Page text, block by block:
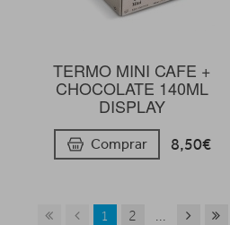
TERMO MINI CAFE +
CHOCOLATE 140ML
DISPLAY
Comprar 8,50€
1 2